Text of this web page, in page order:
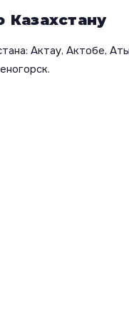
Казахстану
Актау, Актобе,